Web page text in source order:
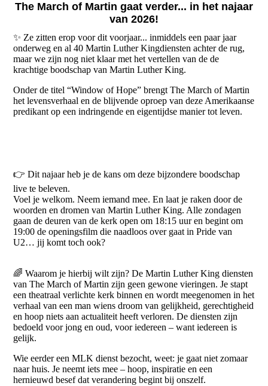
The March of Martin gaat verder... in het najaar
van 2026!
✨ Ze zitten erop voor dit voorjaar... inmiddels een paar jaar
onderweg en al 40 Martin Luther Kingdiensten achter de rug,
maar we zijn nog niet klaar met het vertellen van de de
krachtige boodschap van Martin Luther King.
Onder de titel “Window of Hope” brengt The March of Martin
het levensverhaal en de blijvende oproep van deze Amerikaanse
predikant op een indringende en eigentijdse manier tot leven.
👉 Dit najaar heb je de kans om deze bijzondere boodschap
live te beleven.
Voel je welkom. Neem iemand mee. En laat je raken door de
woorden en dromen van Martin Luther King. Alle zondagen
gaan de deuren van de kerk open om 18:15 uur en begint om
19:00 de openingsfilm die naadloos over gaat in Pride van
U2… jij komt toch ook?
🌈 Waarom je hierbij wilt zijn? De Martin Luther King diensten
van The March of Martin zijn geen gewone vieringen. Je stapt
een theatraal verlichte kerk binnen en wordt meegenomen in het
verhaal van een man wiens droom van gelijkheid, gerechtigheid
en hoop niets aan actualiteit heeft verloren. De diensten zijn
bedoeld voor jong en oud, voor iedereen – want iedereen is
gelijk.
Wie eerder een MLK dienst bezocht, weet: je gaat niet zomaar
naar huis. Je neemt iets mee – hoop, inspiratie en een
hernieuwd besef dat verandering begint bij onszelf.